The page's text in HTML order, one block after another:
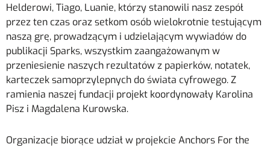
Helderowi, Tiago, Luanie, którzy stanowili nasz zespół
przez ten czas oraz setkom osób wielokrotnie testującym
naszą grę, prowadzącym i udzielającym wywiadów do
publikacji Sparks, wszystkim zaangażowanym w
przeniesienie naszych rezultatów z papierków, notatek,
karteczek samoprzylepnych do świata cyfrowego. Z
ramienia naszej fundacji projekt koordynowały Karolina
Pisz i Magdalena Kurowska.
Organizacje biorące udział w projekcie Anchors For the